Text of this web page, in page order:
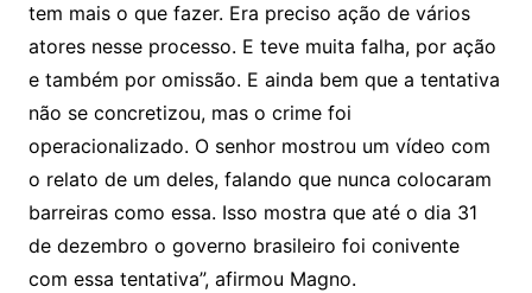
tem mais o que fazer. Era preciso ação de vários
atores nesse processo. E teve muita falha, por ação
e também por omissão. E ainda bem que a tentativa
não se concretizou, mas o crime foi
operacionalizado. O senhor mostrou um vídeo com
o relato de um deles, falando que nunca colocaram
barreiras como essa. Isso mostra que até o dia 31
de dezembro o governo brasileiro foi conivente
com essa tentativa”, afirmou Magno.